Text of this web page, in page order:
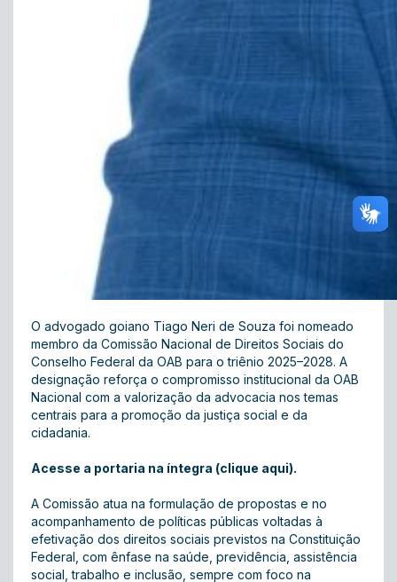
O advogado goiano Tiago Neri de Souza foi nomeado
membro da Comissão Nacional de Direitos Sociais do
Conselho Federal da OAB para o triênio 2025–2028. A
designação reforça o compromisso institucional da OAB
Nacional com a valorização da advocacia nos temas
centrais para a promoção da justiça social e da
cidadania.
Acesse a portaria na íntegra (clique aqui).
A Comissão atua na formulação de propostas e no
acompanhamento de políticas públicas voltadas à
efetivação dos direitos sociais previstos na Constituição
Federal, com ênfase na saúde, previdência, assistência
social, trabalho e inclusão, sempre com foco na